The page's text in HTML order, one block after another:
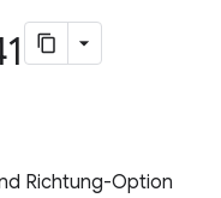
Richtung-Option